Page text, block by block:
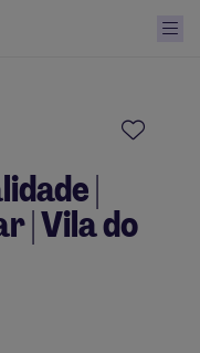
|
| Vila do